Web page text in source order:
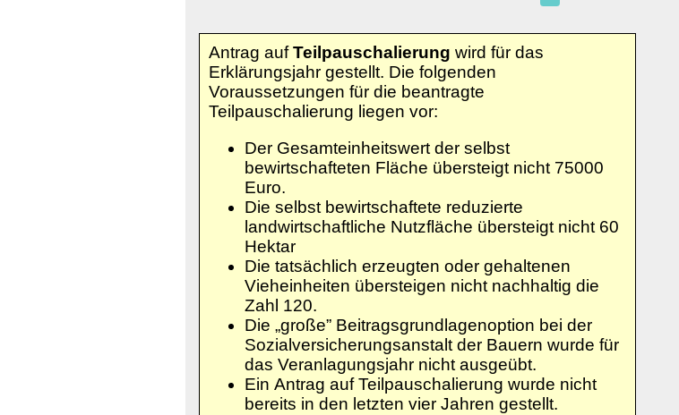
Antrag aufTeilpauschalierung wird für das
Erklärungsjahr gestellt. Die folgenden
Voraussetzungen für die beantragte
Teilpauschalierung liegen vor:
Der Gesamteinheitswert der selbst
bewirtschafteten Fläche übersteigt nicht 75000
Euro.
Die selbst bewirtschaftete reduzierte
landwirtschaftliche Nutzfläche übersteigt nicht 60
Hektar
Die tatsächlich erzeugten oder gehaltenen
Vieheinheiten übersteigen nicht nachhaltig die
Zahl 120.
Die „große” Beitragsgrundlagenoption bei der
Sozialversicherungsanstalt der Bauern wurde für
das Veranlagungsjahr nicht ausgeübt.
Ein Antrag auf Teilpauschalierung wurde nicht
bereits in den letzten vier Jahren gestellt.